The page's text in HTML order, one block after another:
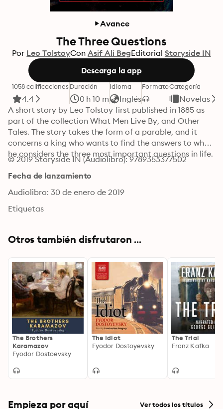
Avance
The Three Questions
Por Leo TolstoyCon Asif Ali BegEditorial Storyside IN
Descarga la app
1058 calificaciones
4.4
Duración
0 h 10 m
Idioma
Inglés
FormatoCategoría
Novelas
A short story by Leo Tolstoy first published in 1885 as
part of the collection What Men Live By, and Other
Tales. The story takes the form of a parable, and it
concerns a king who wants to find the answers to what
he considers the three most important questions in life.
© 2019 Storyside IN (Audiolibro): 9789353377502
Fecha de lanzamiento
Audiolibro: 30 de enero de 2019
Etiquetas
Otros también disfrutaron ...
The Brothers
Karamazov
Fyodor Dostoevsky
The Idiot
Fyodor Dostoyevsky
The Trial
Franz Kafka
Empieza por aquí Ver todos los títulos